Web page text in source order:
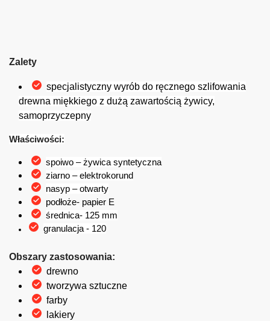
Zalety
specjalistyczny wyrób do ręcznego szlifowania
drewna miękkiego z dużą zawartością żywicy,
samoprzyczepny
Właściwości:
spoiwo – żywica syntetyczna
ziarno – elektrokorund
nasyp – otwarty
podłoże- papier E
średnica- 125 mm
granulacja - 120
Obszary zastosowania:
drewno
tworzywa sztuczne
farby
lakiery